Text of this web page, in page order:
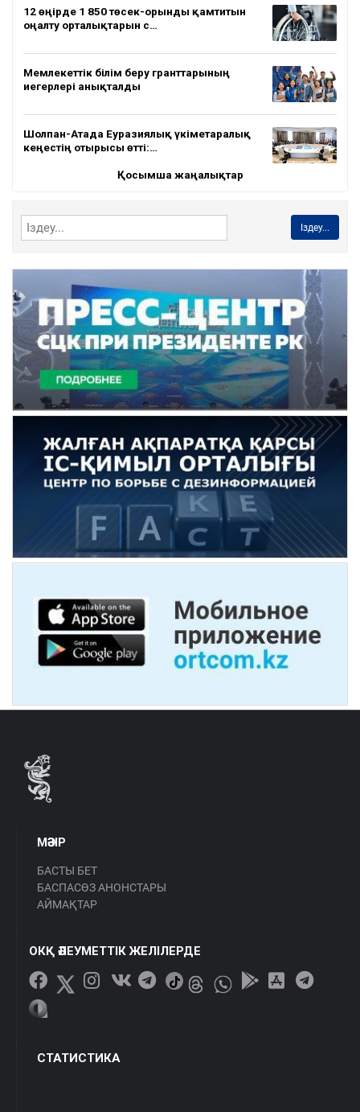
12 өңірде 1 850 төсек-орынды қамтитын
оңалту орталықтарын с…
Мемлекеттік білім беру гранттарының
иегерлері анықталды
Шолпан-Атада Еуразиялық үкіметаралық
кеңестің отырысы өтті:…
Қосымша жаңалықтар
Іздеу...
МӘЗІР
БАСТЫ БЕТ
БАСПАСӨЗ АНОНСТАРЫ
АЙМАҚТАР
ОКҚ ӘЛЕУМЕТТІК ЖЕЛІЛЕРДЕ
СТАТИСТИКА